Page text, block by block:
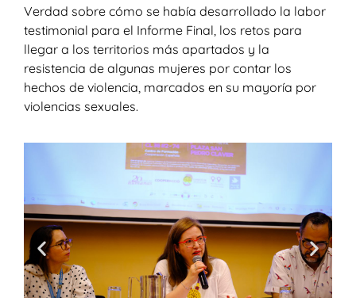
Verdad sobre cómo se había desarrollado la labor
testimonial para el Informe Final, los retos para
llegar a los territorios más apartados y la
resistencia de algunas mujeres por contar los
hechos de violencia, marcados en su mayoría por
violencias sexuales.